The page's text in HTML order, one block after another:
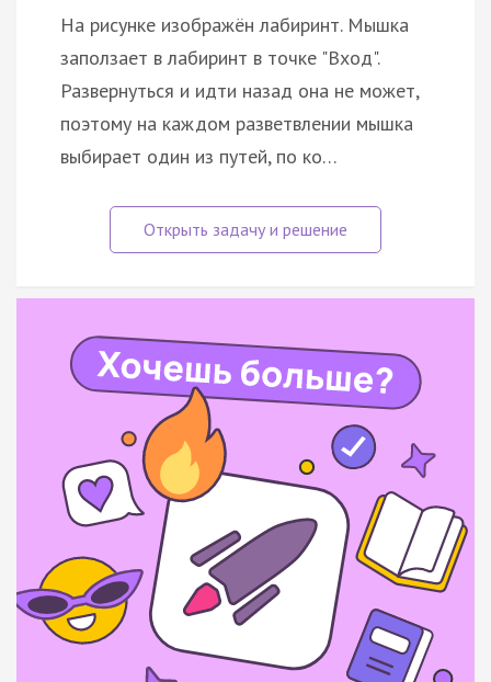
На рисунке изображён лабиринт. Мышка
заползает в лабиринт в точке "Вход".
Развернуться и идти назад она не может,
поэтому на каждом разветвлении мышка
выбирает один из путей, по ко…